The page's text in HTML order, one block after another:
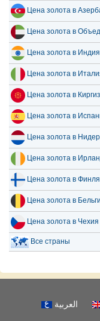
Цена золота в
Цена золота в
Цена золота в
Цена золота в
Цена золота в
Цена золота в
Цена золота в
Цена золота в
Цена золота в
Цена золота в
Цена золота в
Все страны
العربية